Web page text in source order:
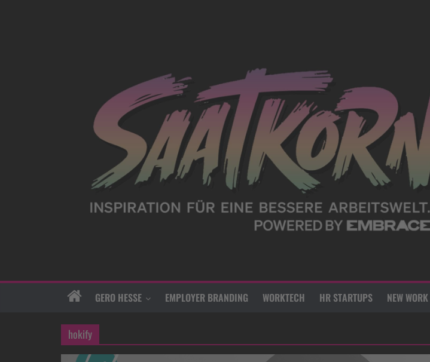
GERO HESSE EMPLOYER BRANDING WORKTECH HR STARTUPS NEW WORK
hokify